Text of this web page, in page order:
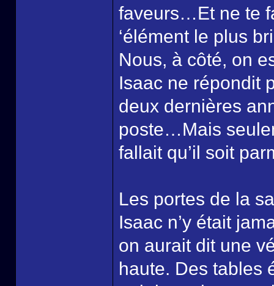
faveurs…Et ne te
‘élément le plus
Nous, à côté, on
Isaac ne répondit
deux dernières
poste…Mais
fallait qu’il soit
Les portes de la
Isaac n’y était
on aurait dit une
haute. Des tables